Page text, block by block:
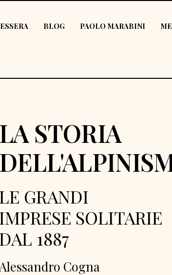
BLOG PAOLO MARABINI
LA STORIA
LE GRANDI
IMPRESE SOLITARIE
DAL 1887
Alessandro Cogna